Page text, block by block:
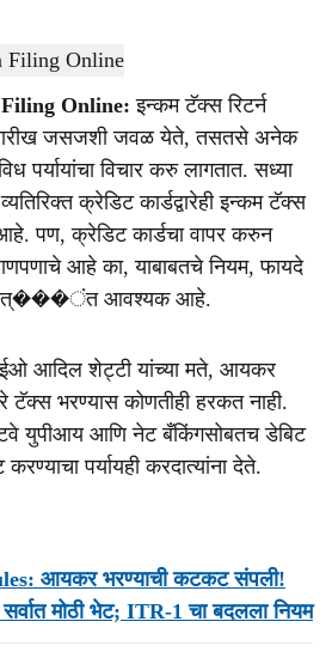
Online: इन्कम टॅक्स रिटर्न
जसजशी जवळ येते, तसतसे अनेक
पर्यायांचा विचार करु लागतात. सध्या
क्रेडिट कार्डद्वारेही इन्कम टॅक्स
पण, क्रेडिट कार्डचा वापर करुन
आहे का, याबाबतचे नियम, फायदे
अत्���ंत आवश्यक आहे.
आदिल शेट्टी यांच्या मते, आयकर
टॅक्स भरण्यास कोणतीही हरकत नाही.
युपीआय आणि नेट बँकिंगसोबतच डेबिट
पर्यायही करदात्यांना देते.
आयकर भरण्याची कटकट संपली!
मोठी भेट; ITR-1 चा बदलला नियम